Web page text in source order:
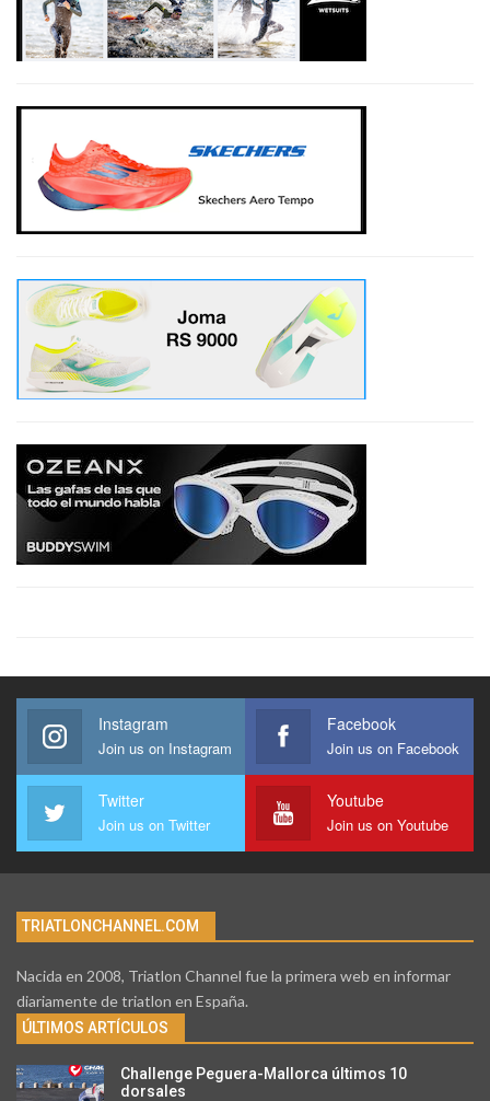
Instagram
Join us on Instagram
Facebook
Join us on Facebook
Twitter
Join us on Twitter
Youtube
Join us on Youtube
TRIATLONCHANNEL.COM
Nacida en 2008, Triatlon Channel fue la primera web en informar
diariamente de triatlon en España.
ÚLTIMOS ARTÍCULOS
Challenge Peguera-Mallorca últimos 10
dorsales